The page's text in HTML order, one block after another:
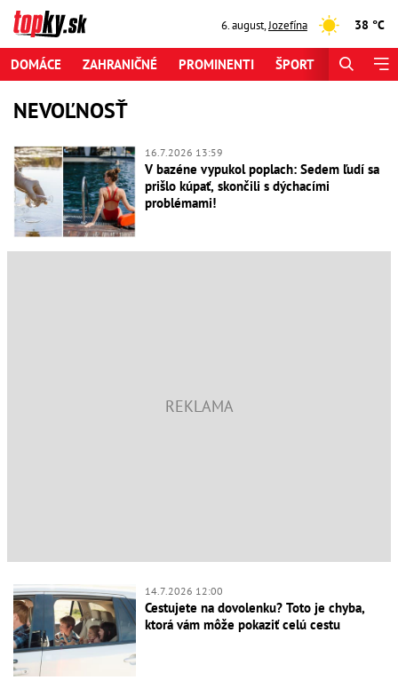
6. august,Jozefína 38 °C
DOMÁCE ZAHRANIČNÉ PROMINENTI ŠPORT
NEVOĽNOSŤ
16.7.2026 13:59
V bazéne vypukol poplach: Sedem ľudí sa
prišlo kúpať, skončili s dýchacími
problémami!
14.7.2026 12:00
Cestujete na dovolenku? Toto je chyba,
ktorá vám môže pokaziť celú cestu